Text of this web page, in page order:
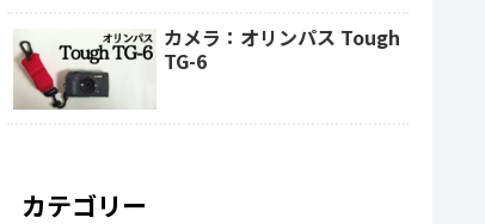
カメラ：オリンパス Tough
TG-6
カテゴリー